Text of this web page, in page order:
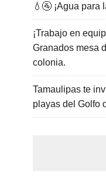
💧🚰 ¡Agua para
¡Trabajo en
Granados mesa
colonia.
Tamaulipas te
playas del Golfo